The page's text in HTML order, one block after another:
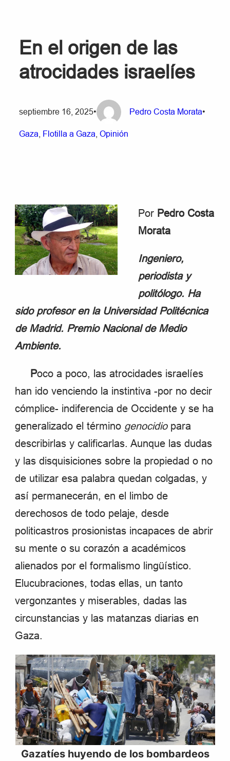
En el origen de las
atrocidades israelíes
septiembre 16, 2025• Pedro Costa Morata•
Gaza Flotilla a Gaza , Opinión
Por Pedro Costa
Morata
Ingeniero,
periodista y
politólogo. Ha
sido profesor en la Universidad Politécnica
de Madrid. Premio Nacional de Medio
Ambiente.
Poco a poco, las atrocidades israelíes
han ido venciendo la instintiva -por no decir
cómplice- indiferencia de Occidente y se ha
generalizado el término genocidiopara
describirlas y calificarlas. Aunque las dudas
y las disquisiciones sobre la propiedad o no
de utilizar esa palabra quedan colgadas, y
así permanecerán, en el limbo de
derechosos de todo pelaje, desde
politicastros prosionistas incapaces de abrir
su mente o su corazón a académicos
alienados por el formalismo lingüístico.
Elucubraciones, todas ellas, un tanto
vergonzantes y miserables, dadas las
circunstancias y las matanzas diarias en
Gaza.
Gazatíes huyendo de los bombardeos